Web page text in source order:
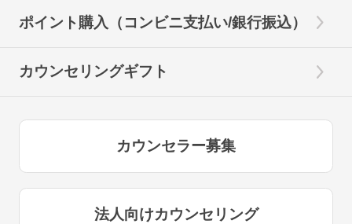
ポイント購入（コンビニ支払い/銀行振込）
カウンセリングギフト
カウンセラー募集
法人向けカウンセリング